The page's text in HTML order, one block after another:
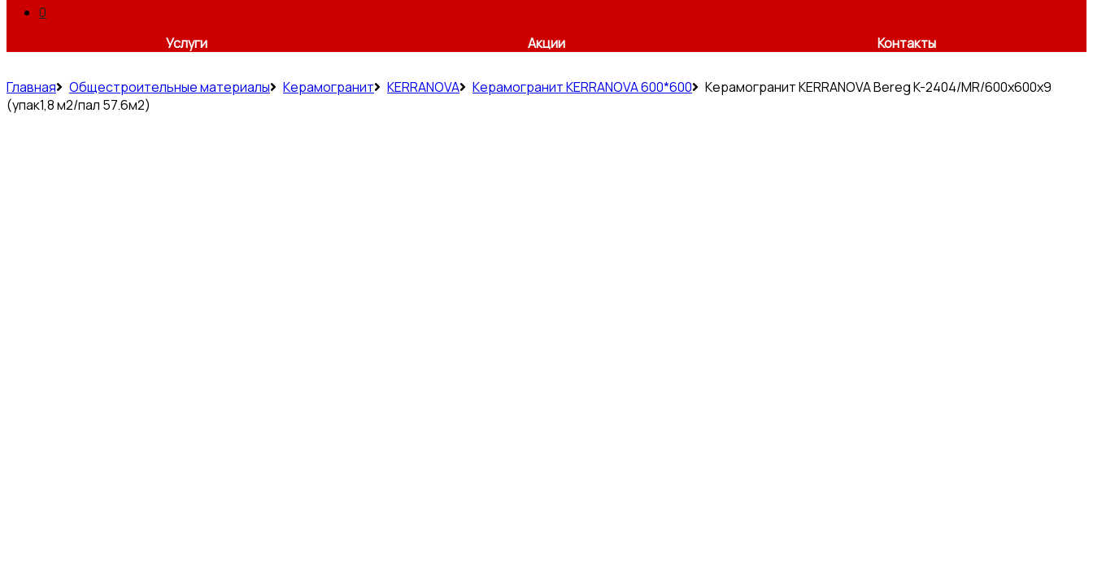
0
Услуги
Акции Контакты
Главная Общестроительные материалы Керамогранит KERRANOVA Керамогранит KERRANOVA 600*600
Керамогранит KERRANOVA Bereg K-2404/MR/600x600x9
(упак1,8 м2/пал 57.6м2)